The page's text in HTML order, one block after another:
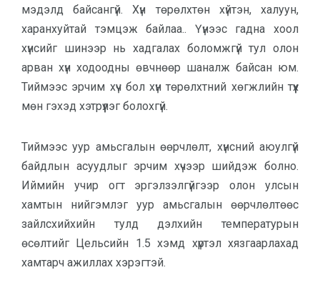
мэдэлд байсангүй. Хүн төрөлхтөн хүйтэн, халуун,
харанхуйтай тэмцэж байлаа.. Үүнээс гадна хоол
хүнсийг шинээр нь хадгалах боломжгүй тул олон
арван хүн ходоодны өвчнөөр шаналж байсан юм.
Тиймээс эрчим хүч бол хүн төрөлхтний хөгжлийн түүх
мөн гэхэд хэтрүүлэг болохгүй.
Тиймээс уур амьсгалын өөрчлөлт, хүнсний аюулгүй
байдлын асуудлыг эрчим хүчээр шийдэж болно.
Иймийн учир огт эргэлзэлгүйгээр олон улсын
хамтын нийгэмлэг уур амьсгалын өөрчлөлтөөс
зайлсхийхийн тулд дэлхийн температурын
өсөлтийг Цельсийн 1.5 хэмд хүртэл хязгаарлахад
хамтарч ажиллах хэрэгтэй.